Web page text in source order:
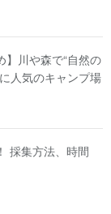
】川や森で“自然の
人気のキャンプ場
採集方法、時間